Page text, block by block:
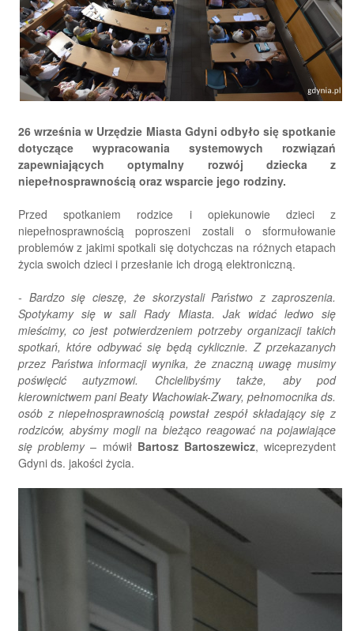
26 września w Urzędzie Miasta Gdyni odbyło się spotkanie
dotyczące wypracowania systemowych rozwiązań
zapewniających optymalny rozwój dziecka z
niepełnosprawnością oraz wsparcie jego rodziny.
Przed spotkaniem rodzice i opiekunowie dzieci z
niepełnosprawnością poproszeni zostali o sformułowanie
problemów z jakimi spotkali się dotychczas na różnych etapach
życia swoich dzieci i przesłanie ich drogą elektroniczną.
- Bardzo się cieszę, że skorzystali Państwo z zaproszenia.
Spotykamy się w sali Rady Miasta. Jak widać ledwo się
mieścimy, co jest potwierdzeniem potrzeby organizacji takich
spotkań, które odbywać się będą cyklicznie. Z przekazanych
przez Państwa informacji wynika, że znaczną uwagę musimy
poświęcić autyzmowi. Chcielibyśmy także, aby pod
kierownictwem pani Beaty Wachowiak-Zwary, pełnomocnika ds.
osób z niepełnosprawnością powstał zespół składający się z
rodziców, abyśmy mogli na bieżąco reagować na pojawiające
się problemy – mówił Bartosz Bartoszewicz, wiceprezydent
Gdyni ds. jakości życia.